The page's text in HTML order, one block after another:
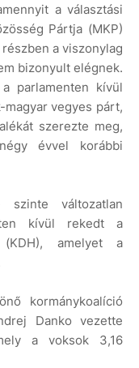
a választási
Pártja (MKP)
a viszonylag
bizonyult elégnek.
parlamenten kívül
vegyes párt,
szerezte meg,
évvel korábbi
változatlan
kívül rekedt a
(KDH), amelyet a
kormánykoalíció
Danko vezette
a voksok 3,16